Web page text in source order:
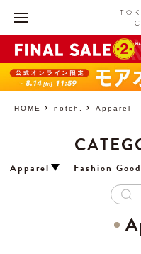
HOME notch. Apparel
Apparel
Fashion